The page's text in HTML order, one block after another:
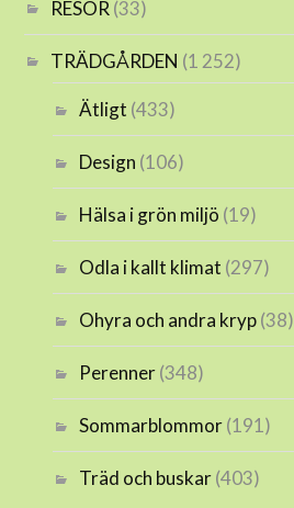
RESOR (33)
TRÄDGÅRDEN (1 252)
Ätligt (433)
Design (106)
Hälsa i grön miljö (19)
Odla i kallt klimat (297)
Ohyra och andra kryp(38)
Perenner(348)
Sommarblommor(191)
Träd och buskar(403)